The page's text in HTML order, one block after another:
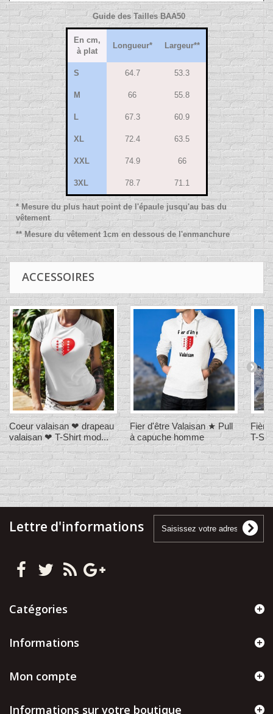
Guide des Tailles BAA50
En cm,
à plat
Longueur* Largeur**
S 64.7 53.3
M 66 55.8
L 67.3 60.9
XL 72.4 63.5
XXL 74.9 66
3XL 78.7 71.1
* Mesure du plus haut point de l'épaule jusqu'au bas du
vêtement
** Mesure du vêtement 1cm en dessous de l'enmanchure
ACCESSOIRES
Coeur valaisan ❤ drapeau
valaisan ❤ T-Shirt mod...
Fier d'être Valaisan ★ Pull
à capuche homme
T-
Lettre d'informations
Catégories
Informations
Mon compte
Informations sur votre boutique